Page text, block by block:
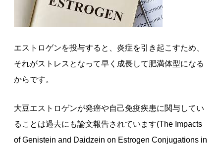
エストロゲンを投与すると、炎症を引き起こすため、
それがストレスとなって早く成長して肥満体型になる
からです。
大豆エストロゲンが発癌や自己免疫疾患に関与してい
ることは過去にも論文報告されています(The Impacts
of Genistein and Daidzein on Estrogen Conjugations in